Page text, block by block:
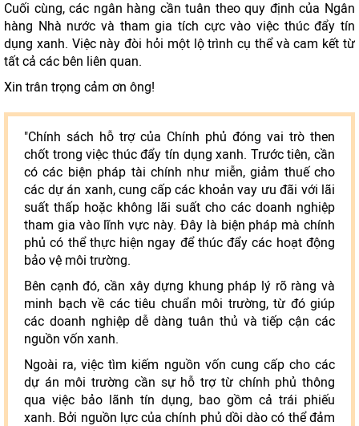
Cuối cùng, các ngân hàng cần tuân theo quy định của Ngân
hàng Nhà nước và tham gia tích cực vào việc thúc đẩy tín
dụng xanh. Việc này đòi hỏi một lộ trình cụ thể và cam kết từ
tất cả các bên liên quan.
Xin trân trọng cảm ơn ông!
"Chính sách hỗ trợ của Chính phủ đóng vai trò then
chốt trong việc thúc đẩy tín dụng xanh. Trước tiên, cần
có các biện pháp tài chính như miễn, giảm thuế cho
các dự án xanh, cung cấp các khoản vay ưu đãi với lãi
suất thấp hoặc không lãi suất cho các doanh nghiệp
tham gia vào lĩnh vực này. Đây là biện pháp mà chính
phủ có thể thực hiện ngay để thúc đẩy các hoạt động
bảo vệ môi trường.
Bên cạnh đó, cần xây dựng khung pháp lý rõ ràng và
minh bạch về các tiêu chuẩn môi trường, từ đó giúp
các doanh nghiệp dễ dàng tuân thủ và tiếp cận các
nguồn vốn xanh.
Ngoài ra, việc tìm kiếm nguồn vốn cung cấp cho các
dự án môi trường cần sự hỗ trợ từ chính phủ thông
qua việc bảo lãnh tín dụng, bao gồm cả trái phiếu
xanh. Bởi nguồn lực của chính phủ dồi dào có thể đảm